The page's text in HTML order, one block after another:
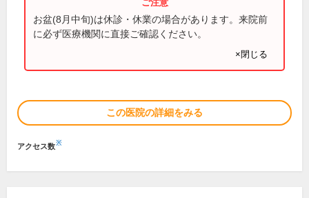
お盆(8月中旬)は休診・休業の場合があります。来院前
に必ず医療機関に直接ご確認ください。
×閉じる
この医院の詳細をみる
アクセス数※